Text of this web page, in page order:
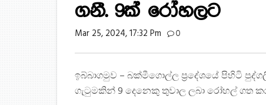
ගනී. 9ක් රෝහලට
Mar 25, 2024, 17:32 Pm 0
ඉබ්බාගමුව – බක්මීගොල්ල ප්‍රදේශයේ පිහිටි
ගැටුමකින් 9 දෙනෙකු තුවාල ලබා රෝහල් ගත